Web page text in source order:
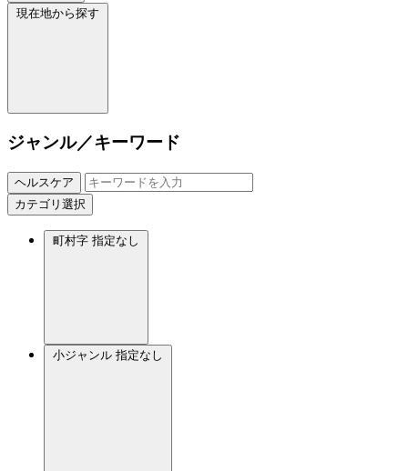
現在地から探す
ジャンル／キーワード
ヘルスケア
カテゴリ選択
町村字 指定なし
小ジャンル 指定なし